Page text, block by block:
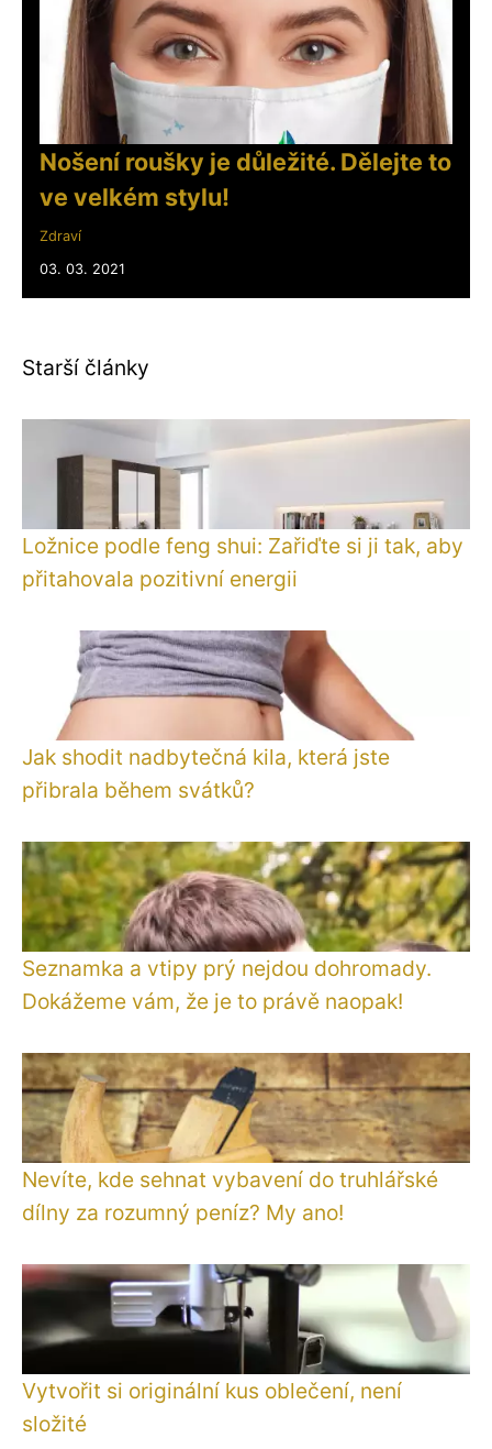
Nošení roušky je důležité. Dělejte to
ve velkém stylu!
Zdraví
03. 03. 2021
Starší články
Ložnice podle feng shui: Zařiďte si ji tak, aby
přitahovala pozitivní energii
Jak shodit nadbytečná kila, která jste
přibrala během svátků?
Seznamka a vtipy prý nejdou dohromady.
Dokážeme vám, že je to právě naopak!
Nevíte, kde sehnat vybavení do truhlářské
dílny za rozumný peníz? My ano!
Vytvořit si originální kus oblečení, není
složité